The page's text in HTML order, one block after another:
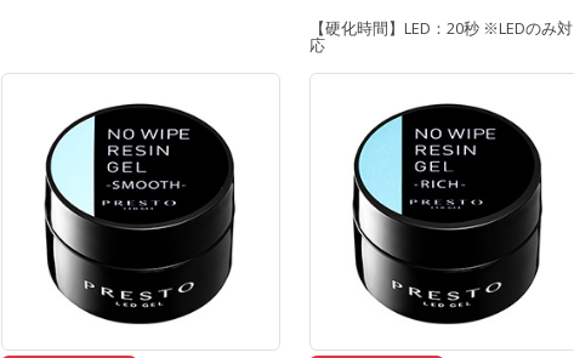
【硬化時間】LED：20秒 ※LEDのみ対
応